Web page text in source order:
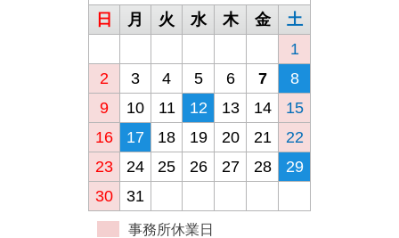
日
月 火 水 木 金
土
1
2
3 4 5 6 7
8
9
10 11 12 13 14
15
16
17 18 19 20 21
22
23
24 25 26 27 28
29
30
31
事務所休業日